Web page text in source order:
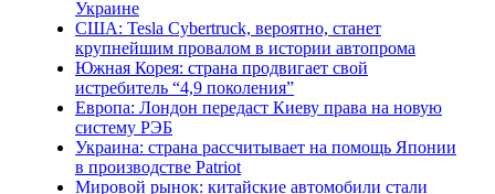
Украине
США: Tesla Cybertruck, вероятно, станет
крупнейшим провалом в истории автопрома
Южная Корея: страна продвигает свой
истребитель “4,9 поколения”
Европа: Лондон передаст Киеву права на новую
систему РЭБ
Украина: страна рассчитывает на помощь Японии
в производстве Patriot
Мировой рынок: китайские автомобили стали